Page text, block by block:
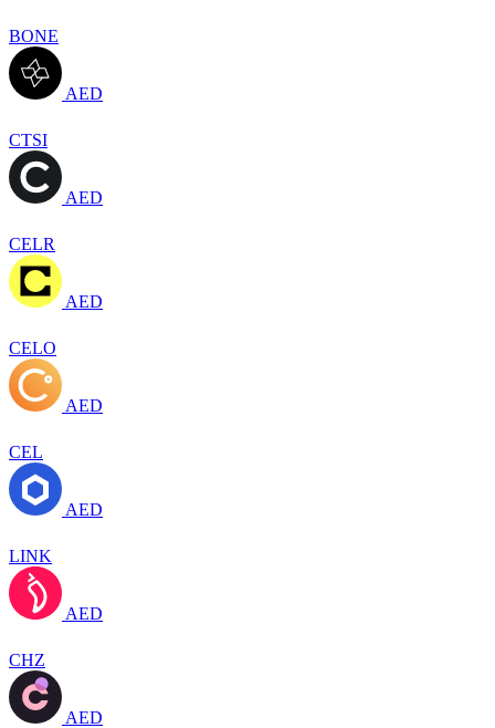
BONE
AED
CTSI
AED
CELR
AED
CELO
AED
CEL
AED
LINK
AED
CHZ
AED